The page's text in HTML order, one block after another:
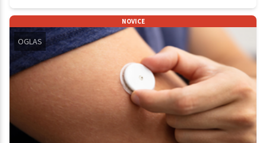
NOVICE
OGLAS